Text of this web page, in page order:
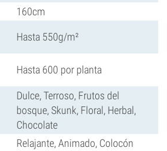
160cm
Hasta 550g/m²
Hasta 600 por planta
Dulce, Terroso, Frutos del
bosque, Skunk, Floral, Herbal,
Chocolate
Relajante, Animado, Colocón